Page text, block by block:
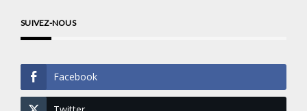
SUIVEZ-NOUS
Facebook